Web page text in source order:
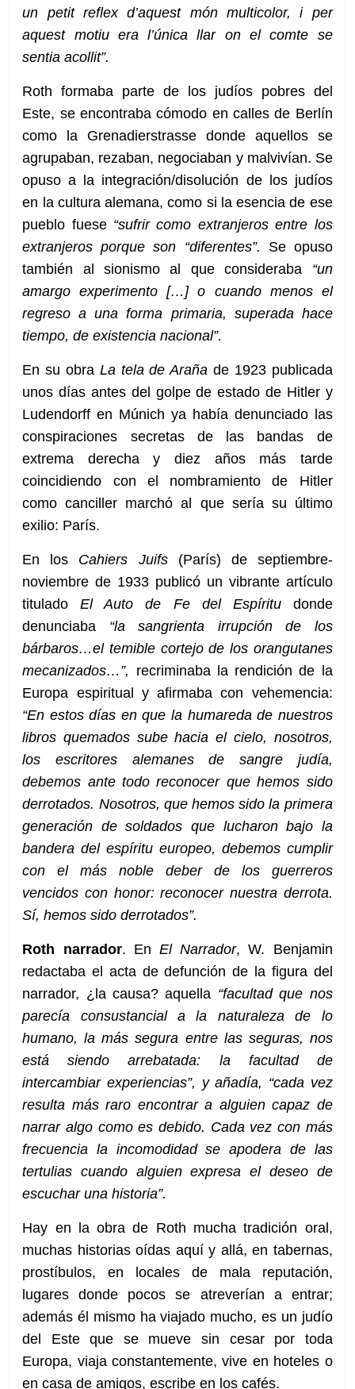
un petit reflex d’aquest món multicolor, i per
aquest motiu era l’única llar on el comte se
sentia acollit”.
Roth formaba parte de los judíos pobres del
Este, se encontraba cómodo en calles de Berlín
como la Grenadierstrasse donde aquellos se
agrupaban, rezaban, negociaban y malvivían. Se
opuso a la integración/disolución de los judíos
en la cultura alemana, como si la esencia de ese
pueblo fuese “sufrir como extranjeros entre los
extranjeros porque son “diferentes”. Se opuso
también al sionismo al que consideraba “un
amargo experimento […] o cuando menos el
regreso a una forma primaria, superada hace
tiempo, de existencia nacional”.
En su obra La tela de Araña de 1923 publicada
unos días antes del golpe de estado de Hitler y
Ludendorff en Múnich ya había denunciado las
conspiraciones secretas de las bandas de
extrema derecha y diez años más tarde
coincidiendo con el nombramiento de Hitler
como canciller marchó al que sería su último
exilio: París.
En los Cahiers Juifs(París) de septiembre-
noviembre de 1933 publicó un vibrante artículo
tituladoEl Auto de Fe del Espíritudonde
denunciaba “la sangrienta irrupción de los
bárbaros…el temible cortejo de los orangutanes
mecanizados…”, recriminaba la rendición de la
Europa espiritual y afirmaba con vehemencia:
“En estos días en que la humareda de nuestros
libros quemados sube hacia el cielo, nosotros,
los escritores alemanes de sangre judía,
debemos ante todo reconocer que hemos sido
derrotados. Nosotros, que hemos sido la primera
generación de soldados que lucharon bajo la
bandera del espíritu europeo, debemos cumplir
con el más noble deber de los guerreros
vencidos con honor: reconocer nuestra derrota.
Sí, hemos sido derrotados”.
Roth narrador. En El Narrador, W. Benjamin
redactaba el acta de defunción de la figura del
narrador, ¿la causa? aquella “facultad que nos
parecía consustancial a la naturaleza de lo
humano, la más segura entre las seguras, nos
está siendo arrebatada: la facultad de
intercambiar experiencias”, y añadía, “cada vez
resulta más raro encontrar a alguien capaz de
narrar algo como es debido. Cada vez con más
frecuencia la incomodidad se apodera de las
tertulias cuando alguien expresa el deseo de
escuchar una historia”.
Hay en la obra de Roth mucha tradición oral,
muchas historias oídas aquí y allá, en tabernas,
prostíbulos, en locales de mala reputación,
lugares donde pocos se atreverían a entrar;
además él mismo ha viajado mucho, es un judío
del Este que se mueve sin cesar por toda
Europa, viaja constantemente, vive en hoteles o
en casa de amigos, escribe en los cafés.